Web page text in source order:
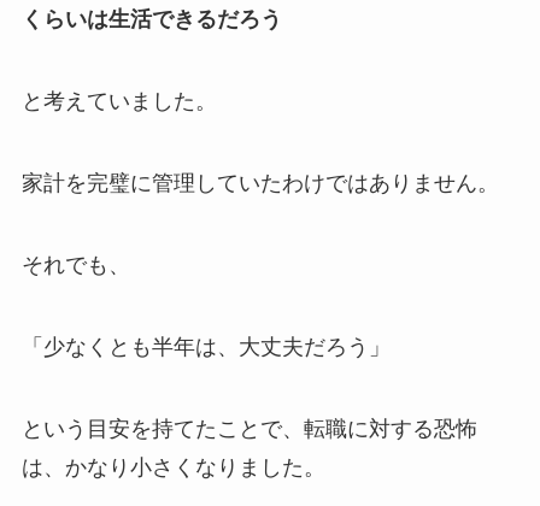
くらいは生活できるだろう
と考えていました。
家計を完璧に管理していたわけではありません。
それでも、
「少なくとも半年は、大丈夫だろう」
という目安を持てたことで、転職に対する恐怖
は、かなり小さくなりました。